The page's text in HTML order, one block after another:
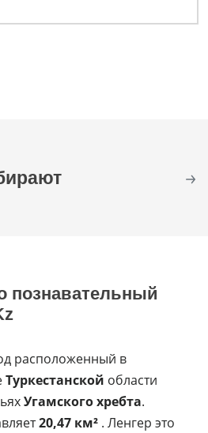
познавательный
расположенный в
Туркестанской области
Угамского хребта.
20,47 км² . Ленгер это